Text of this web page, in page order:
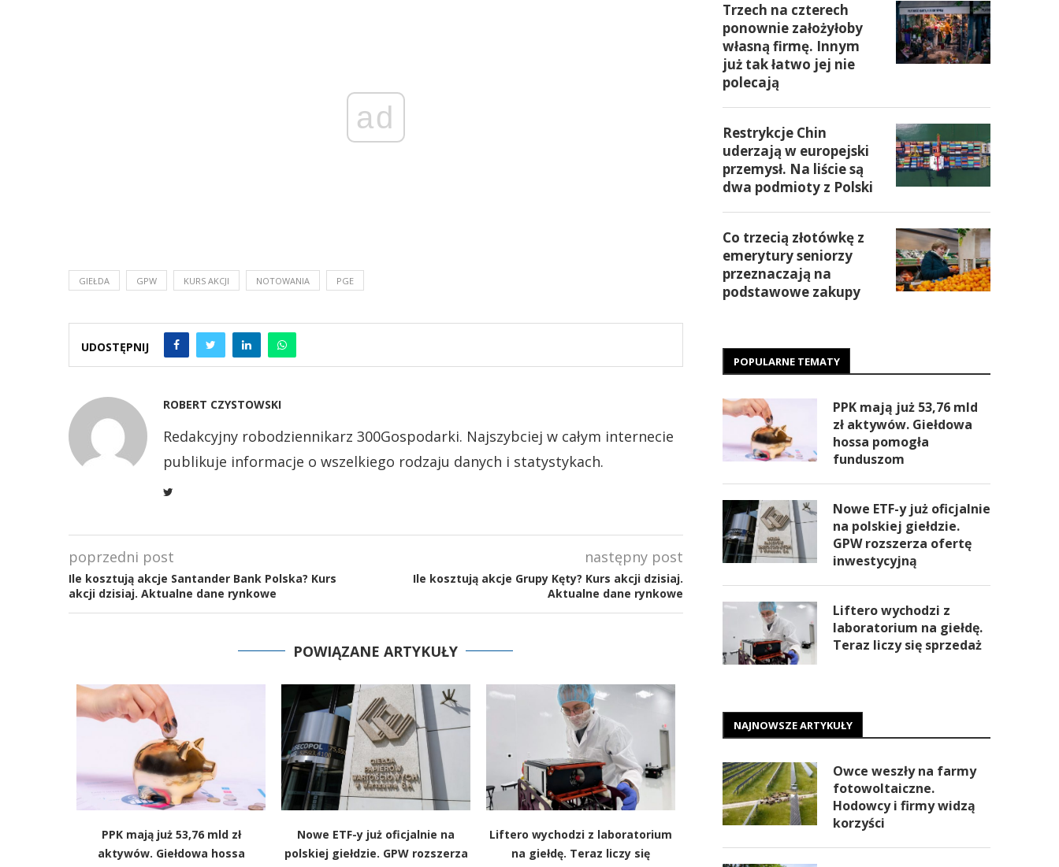
ad
GIEŁDA GPW KURS AKCJI NOTOWANIA PGE
UDOSTĘPNIJ
ROBERT CZYSTOWSKI
Redakcyjny robodziennikarz 300Gospodarki. Najszybciej w całym internecie
publikuje informacje o wszelkiego rodzaju danych i statystykach.
poprzedni post
Ile kosztują akcje Santander Bank Polska? Kurs
akcji dzisiaj. Aktualne dane rynkowe
następny post
Ile kosztują akcje Grupy Kęty? Kurs akcji dzisiaj.
Aktualne dane rynkowe
POWIĄZANE ARTYKUŁY
PPK mają już 53,76 mld zł
aktywów. Giełdowa hossa
Nowe ETF-y już oficjalnie na
polskiej giełdzie. GPW rozszerza
Liftero wychodzi z laboratorium
na giełdę. Teraz liczy się
dodatkiem. Na GPW widać już
backlog. Nowy kontrakt
Trzech na czterech
ponownie założyłoby
własną firmę. Innym
już tak łatwo jej nie
polecają
Restrykcje Chin
uderzają w europejski
przemysł. Na liście są
dwa podmioty z Polski
Co trzecią złotówkę z
emerytury seniorzy
przeznaczają na
podstawowe zakupy
POPULARNE TEMATY
PPK mają już 53,76 mld
zł aktywów. Giełdowa
hossa pomogła
funduszom
Nowe ETF-y już oficjalnie
na polskiej giełdzie.
GPW rozszerza ofertę
inwestycyjną
Liftero wychodzi z
laboratorium na giełdę.
Teraz liczy się sprzedaż
NAJNOWSZE ARTYKUŁY
Owce weszły na farmy
fotowoltaiczne.
Hodowcy i firmy widzą
korzyści